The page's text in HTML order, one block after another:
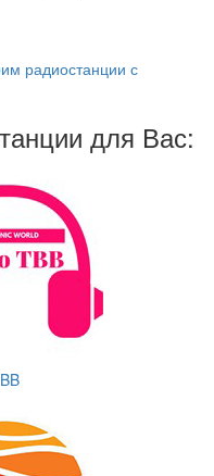
радиостанции с
для Вас: